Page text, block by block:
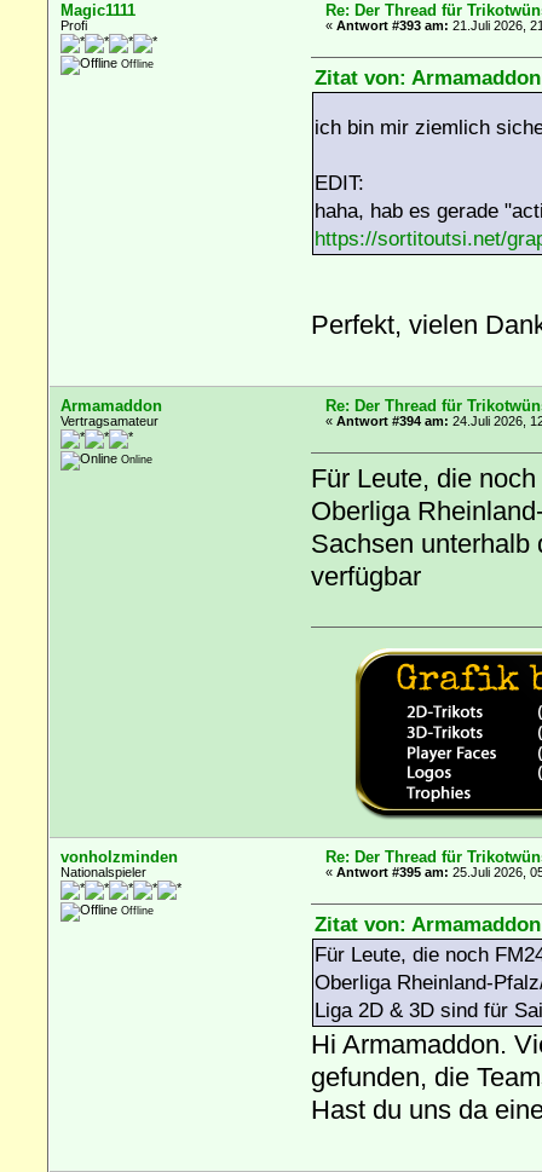
Magic1111
Profi
Offline
Re: Der Thread für
«Antwort #393 am: 21.Juli 2026,
Zitat von:
ich bin mir ziemlich
EDIT:
haha, hab es gerade
https://sortitoutsi.net/
Perfekt, vielen
Armamaddon
Vertragsamateur
Online
Re: Der Thread für
«Antwort #394 am: 24.Juli 2026,
Für Leute, die
Oberliga
Sachsen unterhalb
verfügbar
vonholzminden
Nationalspieler
Offline
Re: Der Thread für
«Antwort #395 am: 25.Juli 2026,
Zitat von:
Für Leute, die noch
Oberliga Rheinland-
Liga 2D & 3D sind für
Hi Armamaddon.
gefunden, die
Hast du uns da